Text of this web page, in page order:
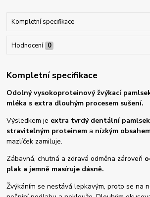
Kompletní specifikace
Hodnocení 0
Kompletní specifikace
Odolný vysokoproteinový žvýkací
mléka s extra dlouhým procesem sušení.
Výsledkem je extra tvrdý dentální pamlsek
stravitelným proteinem a nízkým
mazlíček zamiluje.
Zábavná, chutná a zdravá odměna zároveň
plak a jemně masíruje dásně.
Žvýkáním se nestává lepkavým, proto se na